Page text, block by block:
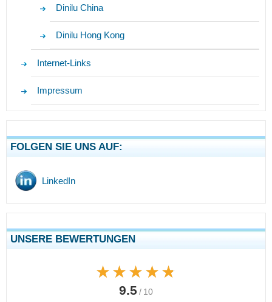
Dinilu China
Dinilu Hong Kong
Internet-Links
Impressum
FOLGEN SIE UNS AUF:
LinkedIn
UNSERE BEWERTUNGEN
★★★★★
★★★★★
9.5 / 10